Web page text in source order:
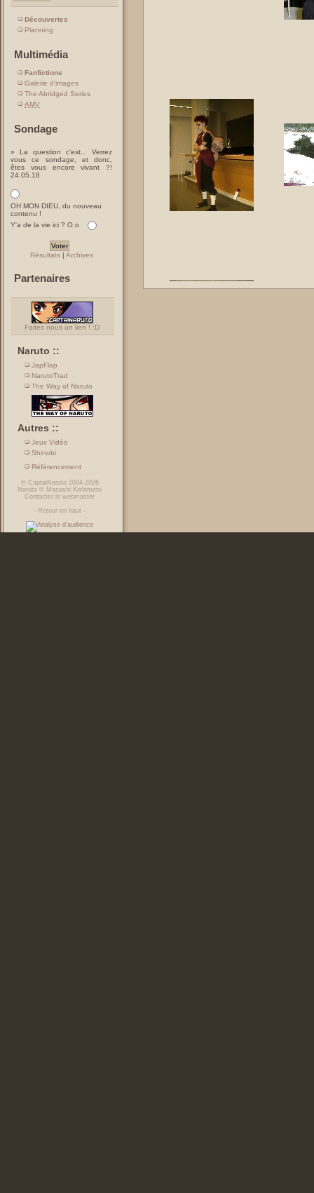
Découvertes
Planning
Multimédia
Fanfictions
Galerie d'images
The Abridged Series
AMV
Sondage
» La question c'est... Verrez
vous ce sondage, et donc,
êtes vous encore vivant ?!
24.05.18
OH MON DIEU, du nouveau
contenu !
Y'a de la vie ici ? O.o
Résultats| Archives
Partenaires
Faites nous un lien ! :D
Naruto ::
JapFlap
NarutoTrad
The Way of Naruto
Autres ::
Jeux Vidéo
Shinobi
Référencement
© CaptaiNaruto2004-2026
Naruto © Masashi Kishimoto
Contacter le webmaster
- Retour en haut -